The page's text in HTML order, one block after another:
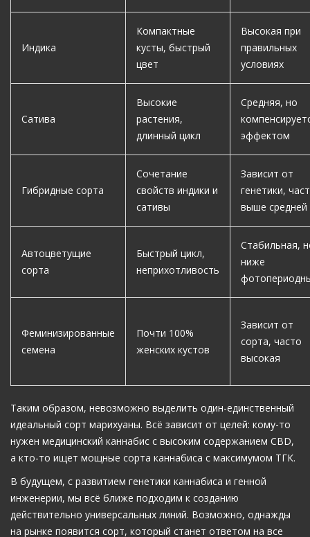
Индика
Компактные
кусты, быстрый
цвет
Высокая при
правильных
условиях
Сатива
Высокие
растения,
длинный цикл
Средняя, но
эффектом
Гибридные сорта
Сочетание
свойств индики и
сативы
Зависит от
генетики,
выше средней
Автоцветущие
сорта
Быстрый цикл,
неприхотливость
Стабильная,
ниже
Феминизированные
семена
Почти 100%
женских кустов
Зависит от
сорта, часто
высокая
Таким образом, невозможно выделить один-единственный
идеальный сорт марихуаны. Всё зависит от целей: кому-то
нужен медицинский каннабис с высоким содержанием CBD,
а кто-то ищет мощные сорта каннабиса с максимумом ТГК.
В будущем, с развитием генетики каннабиса и генной
инженерии, мы всё ближе подходим к созданию
действительно универсальных линий. Возможно, однажды
на рынке появится сорт, который станет ответом на все